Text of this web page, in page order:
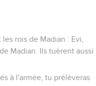
rois de Madian : Evi,
Madian. Ils tuèrent aussi
à l'armée, tu prélèveras